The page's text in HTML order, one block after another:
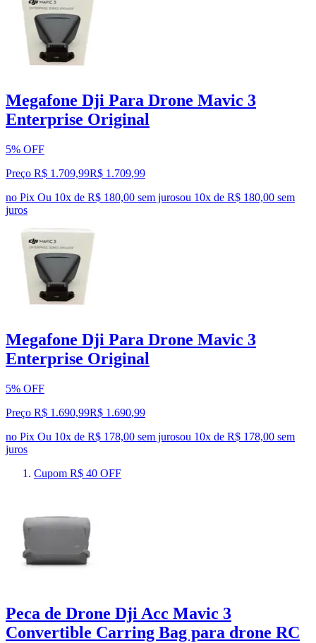
Megafone Dji Para Drone Mavic 3
Enterprise Original
5% OFF
Preço R$ 1.709,99R$ 1.709,99
no Pix Ou 10x de R$ 180,00 sem jurosou 10x de R$ 180,00 sem
juros
Megafone Dji Para Drone Mavic 3
Enterprise Original
5% OFF
Preço R$ 1.690,99R$ 1.690,99
no Pix Ou 10x de R$ 178,00 sem jurosou 10x de R$ 178,00 sem
juros
Cupom R$ 40 OFF
Peca de Drone Dji Acc Mavic 3
Convertible Carring Bag para drone RC